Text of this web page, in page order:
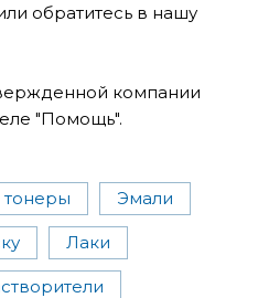
обратитесь в нашу
компании
"Помощь".
Эмали
Лаки